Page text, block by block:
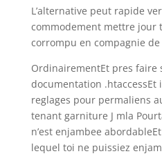
L’alternative peut rapide
commodement mettre jour
corrompu en compagnie
OrdinairementEt pres faire
documentation .htaccessEt
reglages pour permaliens
tenant garniture J mla
n’est enjambee
lequel toi ne puissiez